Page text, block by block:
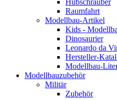
Hubschrauber
Raumfahrt
Modellbau-Artikel
Kids -
Dinosaurier
Leonardo da
Hersteller-
Modellbau-
Modellbauzubehör
Militär
Zubehör